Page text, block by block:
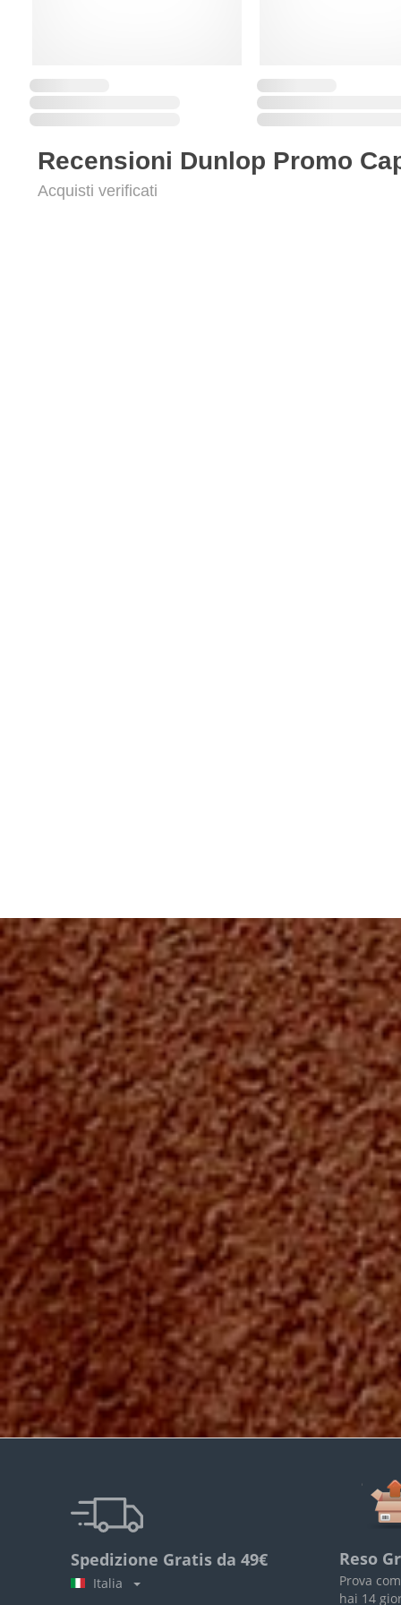
Recensioni Dunlop Promo
Acquisti verificati
Spedizione Gratis da 49€
Italia
Reso
Prova
hai 14